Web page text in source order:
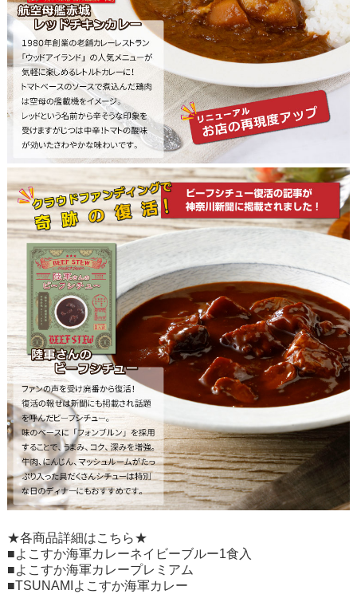
★各商品詳細はこちら★
■よこすか海軍カレーネイビーブルー1食入
■よこすか海軍カレープレミアム
■TSUNAMIよこすか海軍カレー